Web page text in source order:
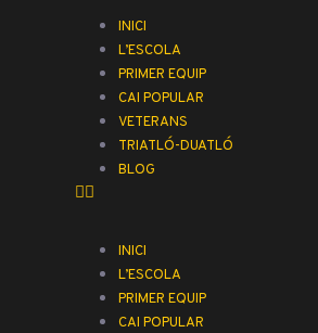
INICI
L’ESCOLA
PRIMER EQUIP
CAI POPULAR
VETERANS
TRIATLÓ-DUATLÓ
BLOG
INICI
L’ESCOLA
PRIMER EQUIP
CAI POPULAR